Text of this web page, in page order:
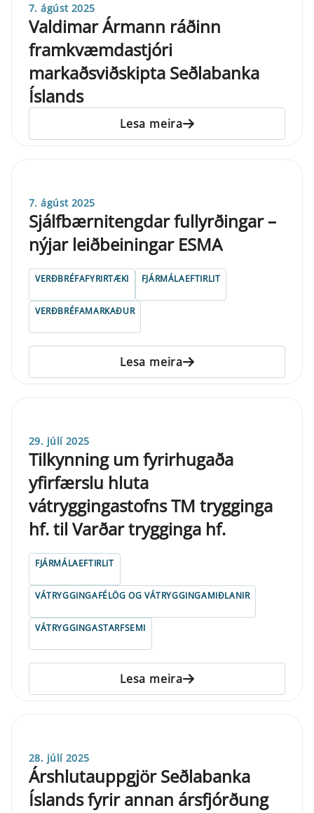
7. ágúst 2025
Valdimar Ármann ráðinn
framkvæmdastjóri
markaðsviðskipta Seðlabanka
Íslands
Lesa meira
7. ágúst 2025
Sjálfbærnitengdar fullyrðingar –
nýjar leiðbeiningar ESMA
VERÐBRÉFAFYRIRTÆKI FJÁRMÁLAEFTIRLIT
VERÐBRÉFAMARKAÐUR
Lesa meira
29. júlí 2025
Tilkynning um fyrirhugaða
yfirfærslu hluta
vátryggingastofns TM trygginga
hf. til Varðar trygginga hf.
FJÁRMÁLAEFTIRLIT
VÁTRYGGINGAFÉLÖG OG VÁTRYGGINGAMIÐLANIR
VÁTRYGGINGASTARFSEMI
Lesa meira
28. júlí 2025
Árshlutauppgjör Seðlabanka
Íslands fyrir annan ársfjórðung